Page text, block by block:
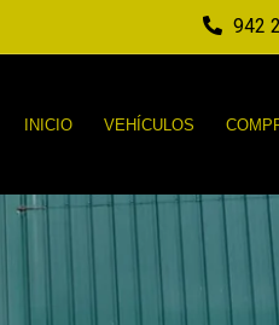
942
INICIO VEHÍCULOS